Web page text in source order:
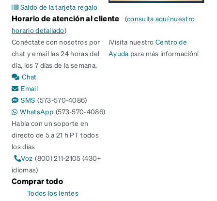
Saldo de la tarjeta regalo
Horario de atención al cliente (consulta aquí nuestro
horario detallado)
Conéctate con nosotros por
chat y email las 24 horas del
día, los 7 días de la semana,
Chat
Email
SMS (573-570-4086)
WhatsApp (573-570-4086)
Habla con un soporte en
directo de 5 a 21 h PT todos
los días
Voz (800) 211-2105 (430+
idiomas)
¡Visita nuestroCentro de
Ayuda para más información!
Comprar todo
Todos los lentes